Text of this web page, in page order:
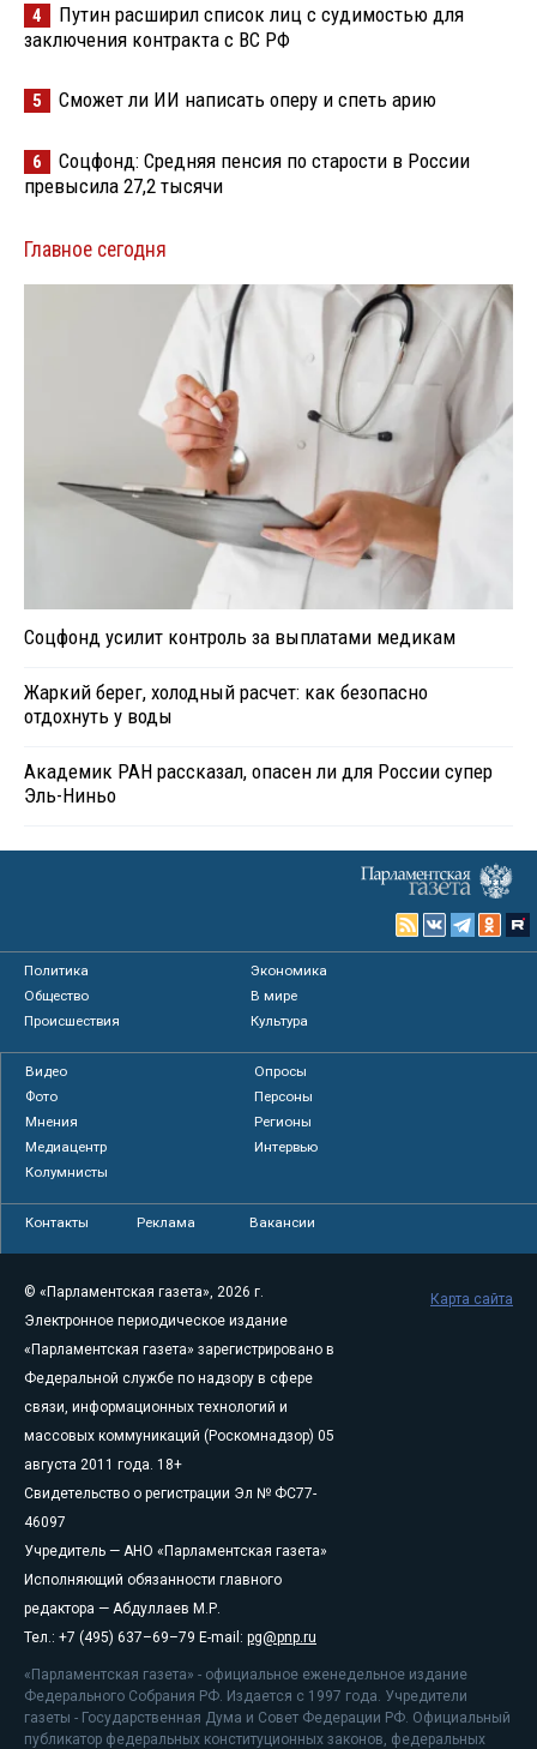
4
Путин расширил список лиц с судимостью для
заключения контракта с ВС РФ
5 Сможет ли ИИ написать оперу и спеть арию
6
Соцфонд: Средняя пенсия по старости в России
превысила 27,2 тысячи
Главное сегодня
Соцфонд усилит контроль за выплатами медикам
Жаркий берег, холодный расчет: как безопасно
отдохнуть у воды
Академик РАН рассказал, опасен ли для России супер
Эль-Ниньо
Политика
Экономика
Общество
В мире
Происшествия
Культура
Видео
Опросы
Фото
Персоны
Мнения
Регионы
Медиацентр
Интервью
Колумнисты
Контакты Реклама Вакансии
© «Парламентская газета», 2026 г.
Электронное периодическое издание
«Парламентская газета» зарегистрировано в
Федеральной службе по надзору в сфере
связи, информационных технологий и
массовых коммуникаций (Роскомнадзор) 05
августа 2011 года. 18+
Свидетельство о регистрации Эл № ФС77-
46097
Учредитель — АНО «Парламентская газета»
Исполняющий обязанности главного
редактора — Абдуллаев М.Р.
Тел.: +7 (495) 637–69–79 E-mail: pg@pnp.ru
«Парламентская газета» - официальное еженедельное издание
Федерального Собрания РФ. Издается с 1997 года. Учредители
газеты - Государственная Дума и Совет Федерации РФ. Официальный
публикатор федеральных конституционных законов, федеральных
Карта сайта